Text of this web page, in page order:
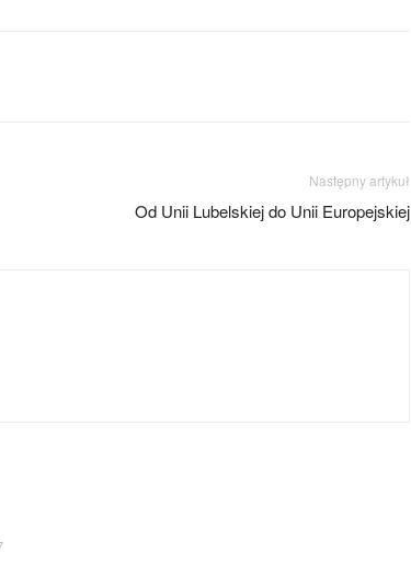
Następny artykuł
Od Unii Lubelskiej do Unii Europejskiej